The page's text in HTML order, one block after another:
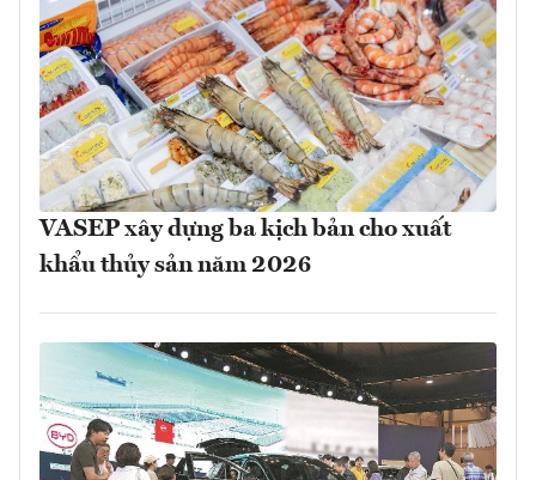
VASEP xây dựng ba kịch bản cho xuất
khẩu thủy sản năm 2026